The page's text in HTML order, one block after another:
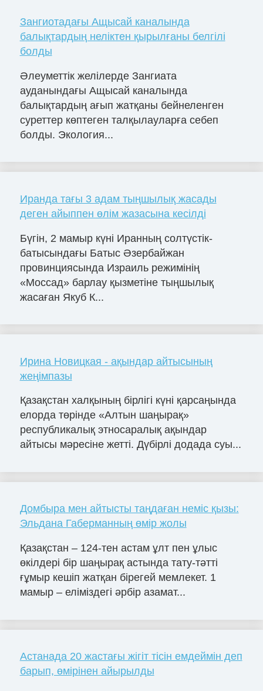
Зангиотадағы Ащысай каналында
балықтардың неліктен қырылғаны белгілі
болды
Әлеуметтік желілерде Зангиата
ауданындағы Ащысай каналында
балықтардың ағып жатқаны бейнеленген
суреттер көптеген талқылауларға себеп
болды. Экология...
Иранда тағы 3 адам тыңшылық жасады
деген айыппен өлім жазасына кесілді
Бүгін, 2 мамыр күні Иранның солтүстік-
батысындағы Батыс Әзербайжан
провинциясында Израиль режимінің
«Моссад» барлау қызметіне тыңшылық
жасаған Якуб К...
Ирина Новицкая - ақындар айтысының
жеңімпазы
Қазақстан халқының бірлігі күні қарсаңында
елорда төрінде «Алтын шаңырақ»
республикалық этносаралық ақындар
айтысы мәресіне жетті. Дүбірлі додада суы...
Домбыра мен айтысты таңдаған неміс қызы:
Эльдана Габерманның өмір жолы
Қазақстан – 124-тен астам ұлт пен ұлыс
өкілдері бір шаңырақ астында тату-тәтті
ғұмыр кешіп жатқан бірегей мемлекет. 1
мамыр – еліміздегі әрбір азамат...
Астанада 20 жастағы жігіт тісін емдеймін деп
барып, өмірінен айырылды